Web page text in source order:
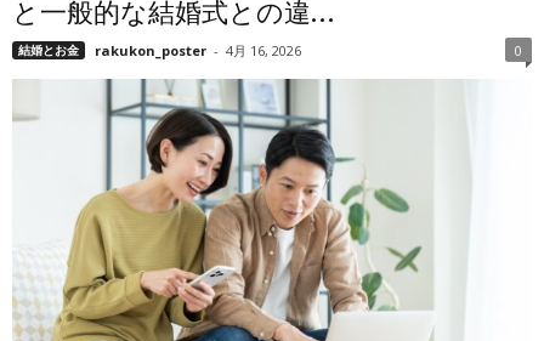
と一般的な結婚式との違...
結婚とお金 rakukon_poster - 4月 16, 2026 0